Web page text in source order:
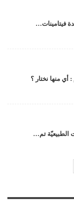
فيتامينات…
منها نختار ؟
الطبيعيّة تم…